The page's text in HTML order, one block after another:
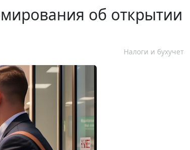
об открытии
Налоги и бухучет